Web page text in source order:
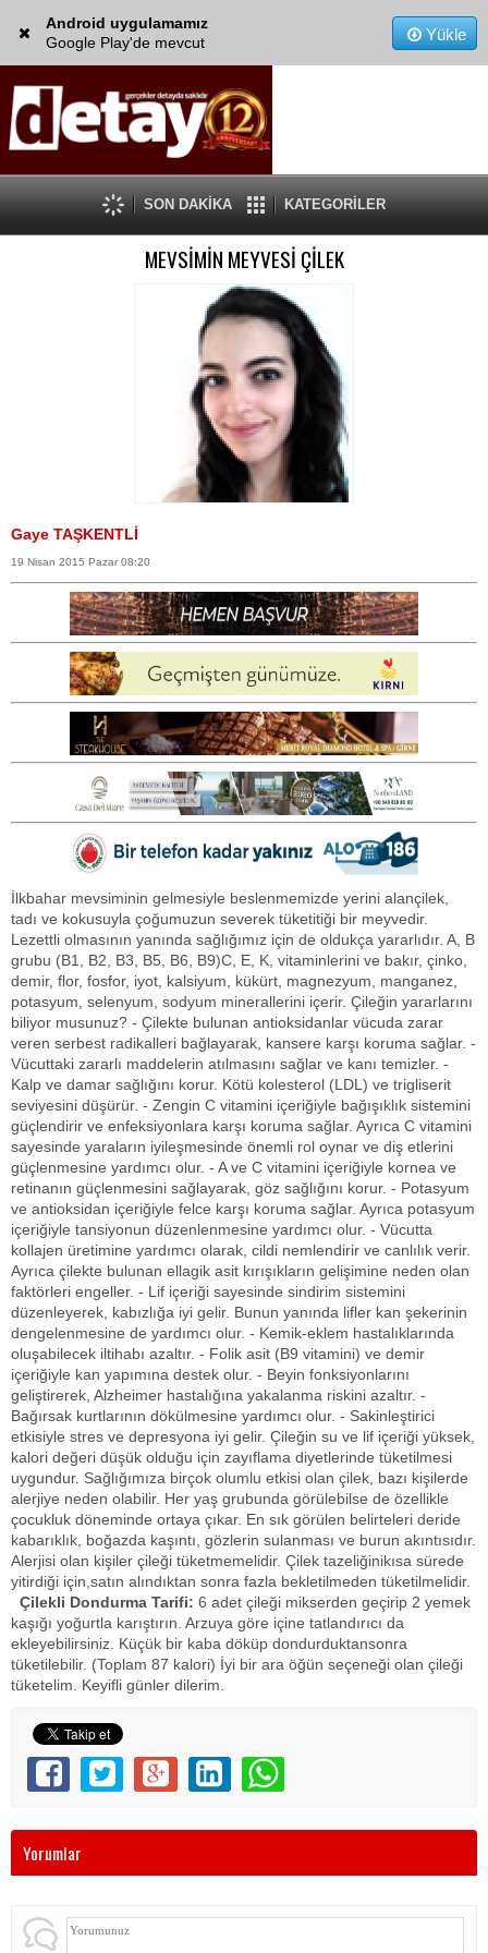
Android uygulamamız
Google Play'de mevcut
Yükle
SON DAKİKA KATEGORİLER
MEVSİMİN MEYVESİ ÇİLEK
Gaye TAŞKENTLİ
19 Nisan 2015 Pazar 08:20
İlkbahar mevsiminin gelmesiyle beslenmemizde yerini alançilek,
tadı ve kokusuyla çoğumuzun severek tüketitiği bir meyvedir.
Lezettli olmasının yanında sağlığımız için de oldukça yararlıdır. A, B
grubu (B1, B2, B3, B5, B6, B9)C, E, K, vitaminlerini ve bakır, çinko,
demir, flor, fosfor, iyot, kalsiyum, kükürt, magnezyum, manganez,
potasyum, selenyum, sodyum minerallerini içerir. Çileğin yararlarını
biliyor musunuz? - Çilekte bulunan antioksidanlar vücuda zarar
veren serbest radikalleri bağlayarak, kansere karşı koruma sağlar. -
Vücuttaki zararlı maddelerin atılmasını sağlar ve kanı temizler. -
Kalp ve damar sağlığını korur. Kötü kolesterol (LDL) ve trigliserit
seviyesini düşürür. - Zengin C vitamini içeriğiyle bağışıklık sistemini
güçlendirir ve enfeksiyonlara karşı koruma sağlar. Ayrıca C vitamini
sayesinde yaraların iyileşmesinde önemli rol oynar ve diş etlerini
güçlenmesine yardımcı olur. - A ve C vitamini içeriğiyle kornea ve
retinanın güçlenmesini sağlayarak, göz sağlığını korur. - Potasyum
ve antioksidan içeriğiyle felce karşı koruma sağlar. Ayrıca potasyum
içeriğiyle tansiyonun düzenlenmesine yardımcı olur. - Vücutta
kollajen üretimine yardımcı olarak, cildi nemlendirir ve canlılık verir.
Ayrıca çilekte bulunan ellagik asit kırışıkların gelişimine neden olan
faktörleri engeller. - Lif içeriği sayesinde sindirim sistemini
düzenleyerek, kabızlığa iyi gelir. Bunun yanında lifler kan şekerinin
dengelenmesine de yardımcı olur. - Kemik-eklem hastalıklarında
oluşabilecek iltihabı azaltır. - Folik asit (B9 vitamini) ve demir
içeriğiyle kan yapımına destek olur. - Beyin fonksiyonlarını
geliştirerek, Alzheimer hastalığına yakalanma riskini azaltır. -
Bağırsak kurtlarının dökülmesine yardımcı olur. - Sakinleştirici
etkisiyle stres ve depresyona iyi gelir. Çileğin su ve lif içeriği yüksek,
kalori değeri düşük olduğu için zayıflama diyetlerinde tüketilmesi
uygundur. Sağlığımıza birçok olumlu etkisi olan çilek, bazı kişilerde
alerjiye neden olabilir. Her yaş grubunda görülebilse de özellikle
çocukluk döneminde ortaya çıkar. En sık görülen belirteleri deride
kabarıklık, boğazda kaşıntı, gözlerin sulanması ve burun akıntısıdır.
Alerjisi olan kişiler çileği tüketmemelidir. Çilek tazeliğinikısa sürede
yitirdiği için,satın alındıktan sonra fazla bekletilmeden tüketilmelidir.
Çilekli Dondurma Tarifi: 6 adet çileği mikserden geçirip 2 yemek
kaşığı yoğurtla karıştırın. Arzuya göre içine tatlandırıcı da
ekleyebilirsiniz. Küçük bir kaba döküp dondurduktansonra
tüketilebilir. (Toplam 87 kalori) İyi bir ara öğün seçeneği olan çileği
tüketelim. Keyifli günler dilerim.
Yorumlar